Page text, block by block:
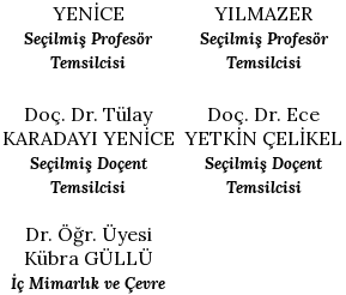
YENİCE
Seçilmiş Profesör
Temsilcisi
YILMAZER
Seçilmiş Profesör
Temsilcisi
Doç. Dr. Tülay
KARADAYI YENİCE
Seçilmiş Doçent
Temsilcisi
Doç. Dr. Ece
YETKİN ÇELİKEL
Seçilmiş Doçent
Temsilcisi
Dr. Öğr. Üyesi
Kübra GÜLLÜ
İç Mimarlık ve Çevre